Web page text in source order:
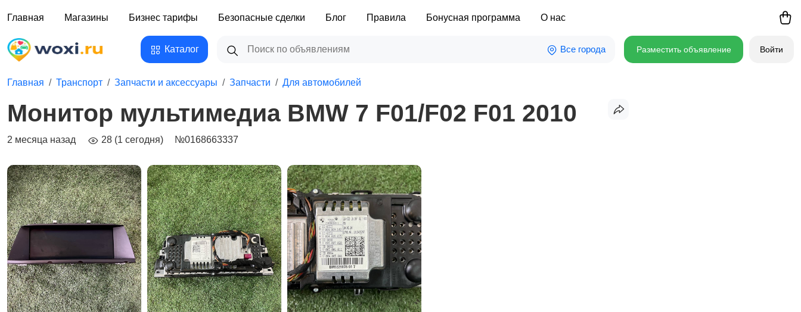
Главная Магазины Бизнес тарифы Безопасные сделки Блог Правила Бонусная программа О нас
Каталог Все города Разместить объявление Войти
Главная Транспорт Запчасти и аксессуары Запчасти Для автомобилей
Монитор мультимедиа BMW 7 F01/F02 F01 2010
2 месяца назад 28 (1 сегодня) №0168663337